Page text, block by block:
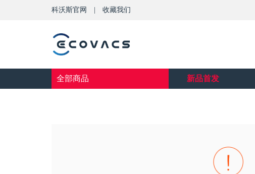
科沃斯官网 收藏我们
全部商品 新品首发